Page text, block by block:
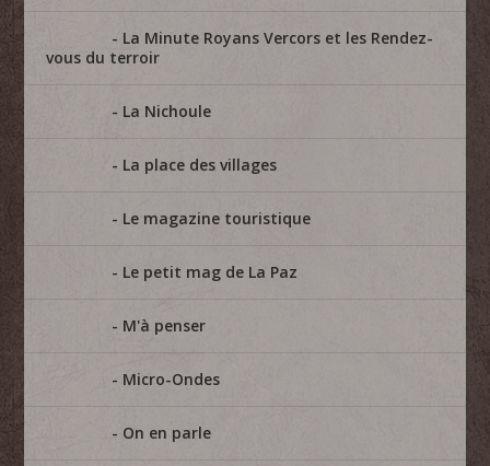
La Minute Royans Vercors et les Rendez-
vous du terroir
La Nichoule
La place des villages
Le magazine touristique
Le petit mag de La Paz
M'à penser
Micro-Ondes
On en parle